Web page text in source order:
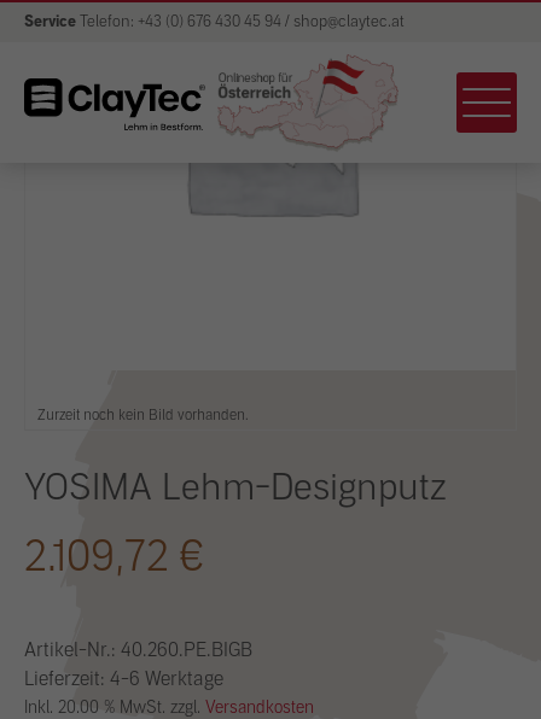
Service Telefon: +43 (0) 676 430 45 94 / shop@claytec.at
Zurzeit noch kein Bild vorhanden.
YOSIMA Lehm-Designputz
2.109,72 €
Artikel-Nr.: 40.260.PE.BIGB
Lieferzeit: 4-6 Werktage
Inkl. 20.00 % MwSt. zzgl. Versandkosten